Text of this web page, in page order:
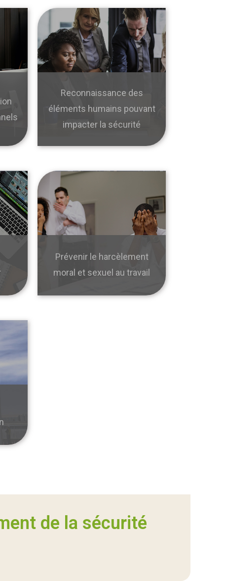
Reconnaissance des
éléments humains pouvant
impacter la sécurité
Prévenir le harcèlement
moral et sexuel au travail
de la sécurité